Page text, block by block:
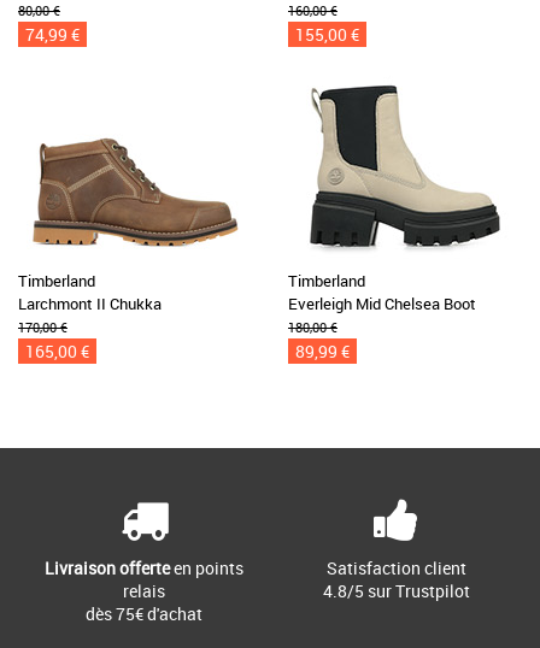
80,00 €
74,99 €
160,00 €
155,00 €
Timberland
Larchmont II Chukka
170,00 €
165,00 €
Timberland
Everleigh Mid Chelsea Boot
180,00 €
89,99 €
Livraison offerteen points
relais
dès 75€ d'achat
Satisfaction client
4.8/5 sur Trustpilot